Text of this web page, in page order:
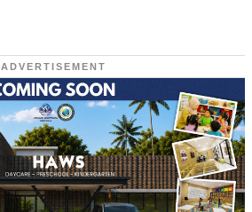
ADVERTISEMENT